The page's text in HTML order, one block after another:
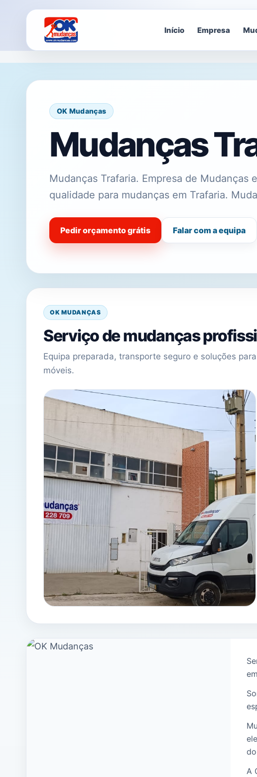
Início Empresa
OK Mudanças
Mudanças
Mudanças Trafaria. Empresa de Mudanças
qualidade para mudanças em Trafaria.
Pedir orçamento grátis Falar com a equipa
OK MUDANÇAS
Serviço de mudanças
Equipa preparada, transporte seguro e soluções
móveis.
A